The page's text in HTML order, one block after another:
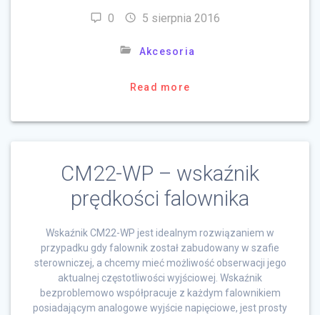
0 5 sierpnia 2016
Akcesoria
Read more
CM22-WP – wskaźnik
prędkości falownika
Wskaźnik CM22-WP jest idealnym rozwiązaniem w
przypadku gdy falownik został zabudowany w szafie
sterowniczej, a chcemy mieć możliwość obserwacji jego
aktualnej częstotliwości wyjściowej. Wskaźnik
bezproblemowo współpracuje z każdym falownikiem
posiadającym analogowe wyjście napięciowe, jest prosty